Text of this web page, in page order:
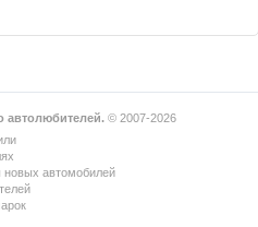
автолюбителей.© 2007-2026
новых автомобилей